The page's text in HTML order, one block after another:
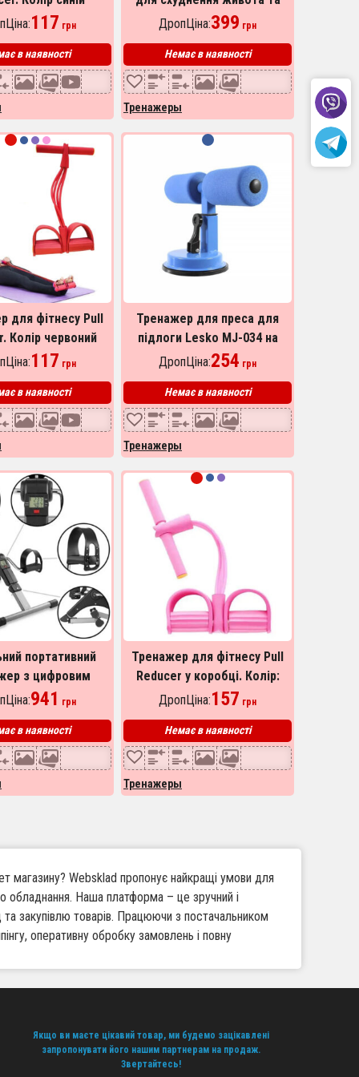
117 грн
в наявності
боків Intelligent Hula Hoop
ДропЦіна:399 грн
Немає в наявності
Тренажеры
для фітнесу Pull
Колір червоний
117 грн
в наявності
Тренажер для преса для
підлоги Lesko MJ-034 на
присосках. Колір: блакитний
ДропЦіна:254 грн
Немає в наявності
Тренажеры
портативний
з цифровим
реабілітаційний
941 грн
в наявності
Тренажер для фітнесу Pull
Reducer у коробці. Колір:
рожевий
ДропЦіна:157 грн
Немає в наявності
Тренажеры
магазину? Websklad пропонує найкращі умови для
обладнання. Наша платформа – це зручний і
закупівлю товарів. Працюючи з постачальником
оперативну обробку замовлень і повну
будь-які потреби клієнтів.
задоволених покупців.
Якщо ви маєте цікавий товар, ми будемо зацікавлені
запропонувати його нашим партнерам на продаж.
Звертайтесь!